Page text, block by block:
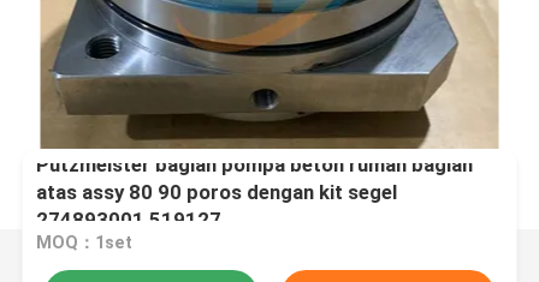
Putzmeister bagian pompa beton rumah bagian
atas assy 80 90 poros dengan kit segel
274893001 519127
MOQ：1set